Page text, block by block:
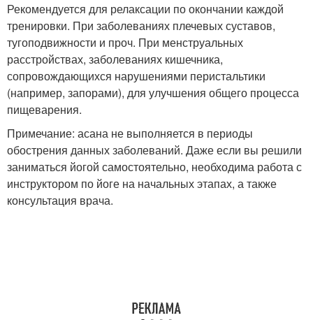
Рекомендуется для релаксации по окончании каждой
тренировки. При заболеваниях плечевых суставов,
тугоподвижности и проч. При менструальных
расстройствах, заболеваниях кишечника,
сопровождающихся нарушениями перистальтики
(например, запорами), для улучшения общего процесса
пищеварения.
Примечание: асана не выполняется в периоды
обострения данных заболеваний. Даже если вы решили
заниматься йогой самостоятельно, необходима работа с
инструктором по йоге на начальных этапах, а также
консультация врача.